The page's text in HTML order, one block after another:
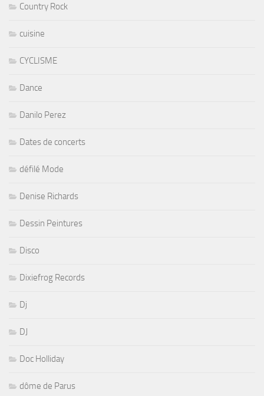
Country Rock
cuisine
CYCLISME
Dance
Danilo Perez
Dates de concerts
défilé Mode
Denise Richards
Dessin Peintures
Disco
Dixiefrog Records
Dj
DJ
Doc Holliday
dôme de Parus